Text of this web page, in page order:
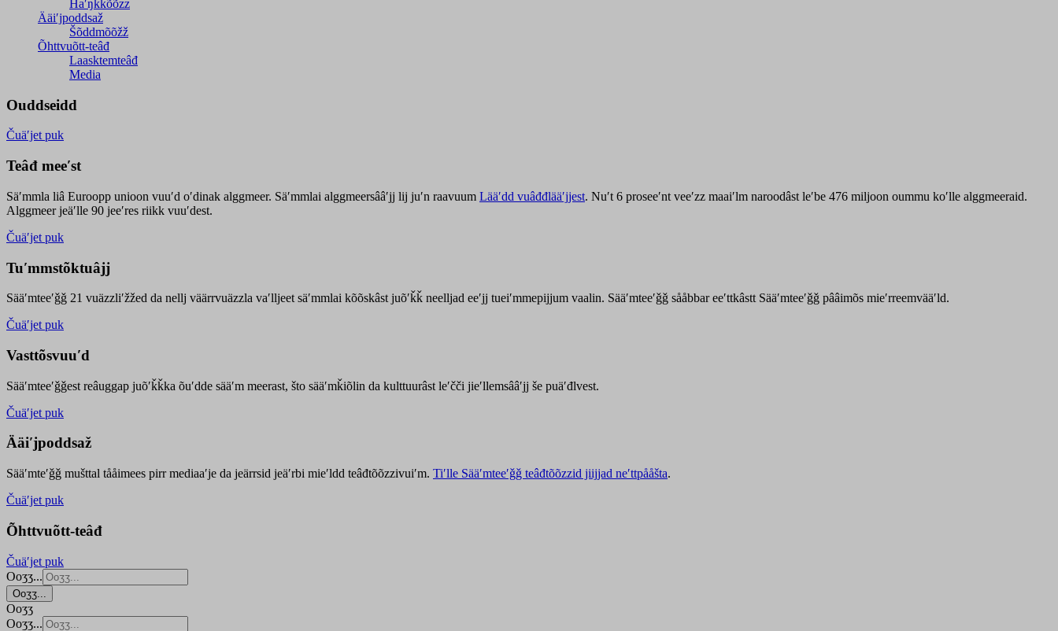
Haʹŋǩǩõõzz
Ääiʹjpoddsaž
Šõddmõõžž
Õhttvuõtt-teâđ
Laasktemteâđ
Media
Ouddseidd
Čuäʹjet puk
Teâđ meeʹst
Säʹmmla liâ Euroopp unioon vuuʹd oʹdinak alggmeer. Säʹmmlai alggmeersââʹjj lij juʹn raavuum Lääʹdd vuâđđlääʹjjest. Nuʹt 6 proseeʹnt veeʹzz maaiʹlm naroodâst leʹbe 476 miljoon oummu koʹlle alggmeeraid.
Alggmeer jeäʹlle 90 jeeʹres riikk vuuʹdest.
Čuäʹjet puk
Tuʹmmstõktuâjj
Sääʹmteeʹǧǧ 21 vuäzzliʹžžed da nellj väärrvuäzzla vaʹlljeet säʹmmlai kõõskâst juõʹǩǩ neelljad eeʹjj tueiʹmmepijjum vaalin. Sääʹmteeʹǧǧ sååbbar eeʹttkâstt Sääʹmteeʹǧǧ pââimõs mieʹrreemvääʹld.
Čuäʹjet puk
Vasttõsvuuʹd
Sääʹmteeʹǧǧest reâuggap juõʹǩǩka õuʹdde sääʹm meerast, što sääʹmǩiõlin da kulttuurâst leʹčči jieʹllemsââʹjj še puäʹđlvest.
Čuäʹjet puk
Ääiʹjpoddsaž
Sääʹmteʹǧǧ mušttal tååimees pirr mediaaʹje da jeärrsid jeäʹrbi mieʹldd teâđtõõzzivuiʹm. Tiʹlle Sääʹmteeʹǧǧ teâđtõõzzid jiijjad neʹttpååšta.
Čuäʹjet puk
Õhttvuõtt-teâđ
Čuäʹjet puk
Ooʒʒ...
Ooʒʒ...
Ooʒʒ
Ooʒʒ...